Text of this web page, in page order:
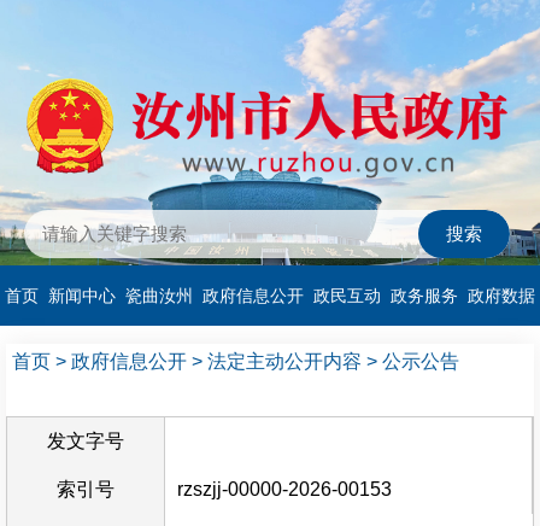
首页 新闻中心 瓷曲汝州 政府信息公开 政民互动 政务服务 政府数据
首页 > 政府信息公开 > 法定主动公开内容 > 公示公告
发文字号
索引号 rzszjj-00000-2026-00153